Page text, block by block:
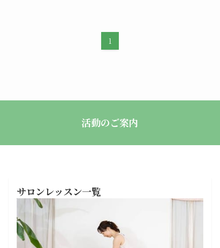
1
活動のご案内
サロンレッスン一覧